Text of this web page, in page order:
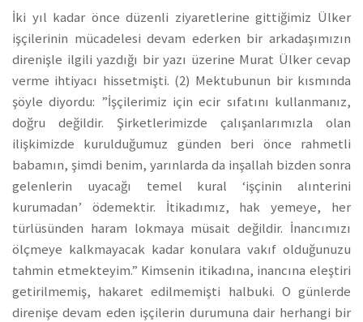
İki yıl kadar önce düzenli ziyaretlerine gittiğimiz Ülker
işçilerinin mücadelesi devam ederken bir arkadaşımızın
direnişle ilgili yazdığı bir yazı üzerine Murat Ülker cevap
verme ihtiyacı hissetmişti. (2) Mektubunun bir kısmında
şöyle diyordu: ”İşçilerimiz için ecir sıfatını kullanmanız,
doğru değildir. Şirketlerimizde çalışanlarımızla olan
ilişkimizde kurulduğumuz günden beri önce rahmetli
babamın, şimdi benim, yarınlarda da inşallah bizden sonra
gelenlerin uyacağı temel kural ‘işçinin alınterini
kurumadan’ ödemektir. İtikadımız, hak yemeye, her
türlüsünden haram lokmaya müsait değildir. İnancımızı
ölçmeye kalkmayacak kadar konulara vakıf olduğunuzu
tahmin etmekteyim.” Kimsenin itikadına, inancına eleştiri
getirilmemiş, hakaret edilmemişti halbuki. O günlerde
direnişe devam eden işçilerin durumuna dair herhangi bir